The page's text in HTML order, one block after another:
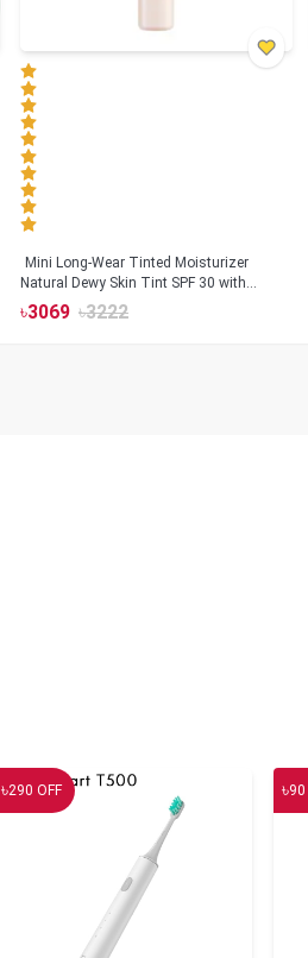
Mini Long-Wear Tinted Moisturizer
Natural Dewy Skin Tint SPF 30 with
Hyaluronic Acid
৳3069 ৳3222
৳290 OFF ৳90